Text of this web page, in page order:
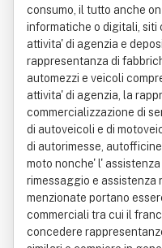
consumo, il tutto anche
informatiche o digitali, siti
attivita' di agenzia e
rappresentanza di
automezzi e veicoli
attivita' di agenzia, la
commercializzazione di
di autoveicoli e di
di autorimesse,
moto nonche' l'
rimessaggio e assistenza
menzionate portano
commerciali tra cui il
concedere